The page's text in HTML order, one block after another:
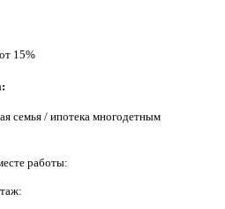
от 15%
семья / ипотека многодетным
работы: